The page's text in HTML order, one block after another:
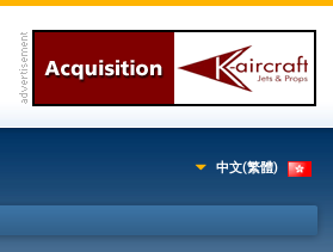
中文(繁體)